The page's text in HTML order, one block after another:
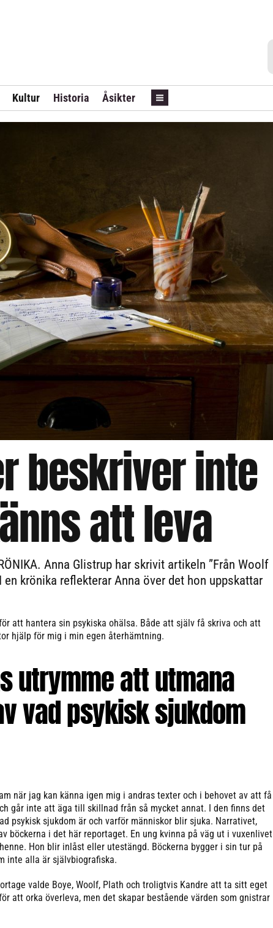
Kultur Historia Åsikter
ANNONSERA LÖPSEDEL REVANSCH
beskriver inte
att leva
Anna Glistrup har skrivit artikeln ”Från Woolf
krönika reflekterar Anna över det hon uppskattar
att hantera sin psykiska ohälsa. Både att själv få skriva och att
hjälp för mig i min egen återhämtning.
utrymme att utmana
vad psykisk sjukdom
när jag kan känna igen mig i andras texter och i behovet av att få
går inte att äga till skillnad från så mycket annat. I den finns det
psykisk sjukdom är och varför människor blir sjuka. Narrativet,
böckerna i det här reportaget. En ung kvinna på väg ut i vuxenlivet
Hon blir inlåst eller utestängd. Böckerna bygger i sin tur på
inte alla är självbiografiska.
valde Boye, Woolf, Plath och troligtvis Kandre att ta sitt eget
att orka överleva, men det skapar bestående värden som gnistrar